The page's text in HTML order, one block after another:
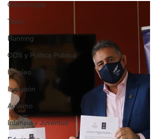
Odontologia
Tenis
Running
ODS y Política Pública
Empleo
Inclusión
Autismo
Infancia y Juventud